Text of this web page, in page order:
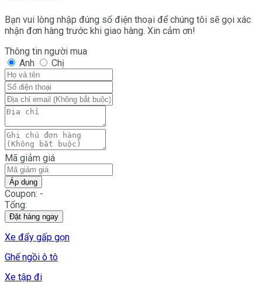
Bạn vui lòng nhập đúng số điện thoại để chúng tôi sẽ gọi xác
nhận đơn hàng trước khi giao hàng. Xin cảm ơn!
Thông tin người mua
Anh
Chị
Mã giảm giá
Áp dụng
Coupon: -
Tổng:
Đặt hàng ngay
Xe đẩy gấp gọn
Ghế ngồi ô tô
Xe tập đi